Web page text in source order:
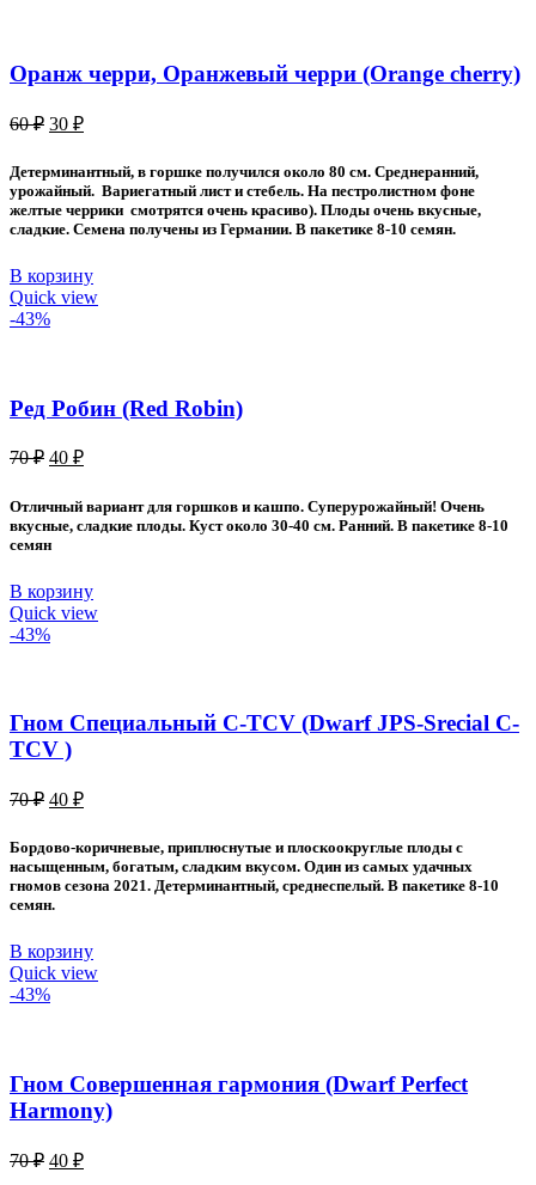
Оранж черри, Оранжевый черри (Orange cherry)
60₽ Первоначальная
составляла
60 ₽.
30 ₽Текущая
30 ₽.
Детерминантный, в горшке получился около 80 см. Среднеранний,
урожайный. Вариегатный лист и стебель. На пестролистном фоне
желтые черрики смотрятся очень красиво). Плоды очень вкусные,
сладкие. Семена получены из Германии. В пакетике 8-10 семян.
В корзину
Quick view
-43%
Ред Робин (Red Robin)
70₽ Первоначальная
70 ₽.
40 ₽Текущая
Отличный вариант для горшков и кашпо. Суперурожайный! Очень
вкусные, сладкие плоды. Куст около 30-40 см. Ранний. В пакетике 8-10
семян
В корзину
Quick view
-43%
Гном Специальный C-TCV (Dwarf JPS-Srecial C-
TCV )
70₽ Первоначальная
70 ₽.
40 ₽Текущая
40 ₽.
Бордово-коричневые, приплюснутые и плоскоокруглые плоды с
насыщенным, богатым, сладким вкусом. Один из самых удачных
гномов сезона 2021. Детерминантный, среднеспелый. В пакетике 8-10
семян.
В корзину
Quick view
-43%
Гном Совершенная гармония (Dwarf Perfect
Harmony)
70₽ Первоначальная
40 ₽Текущая